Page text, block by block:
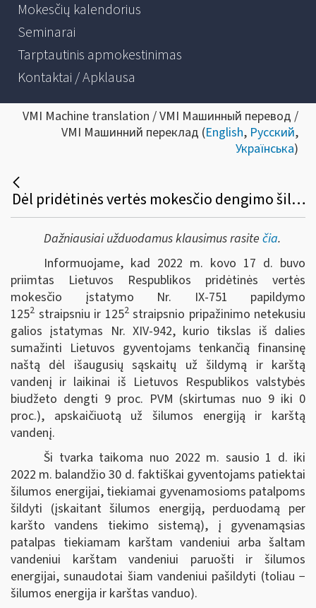
Mokesčių kalendorius
Seminarai
Tarptautinis apmokestinimas
Kontaktai / Apklausa
VMI Machine translation / VMI Машинный перевод /
VMI Машинний переклад (English, Русский,
Українська)
Dėl pridėtinės vertės mokesčio dengimo šilumos energijai ir karštam vandeniui iš valstybės biudžeto
Dažniausiai užduodamus klausimus rasitečia.
Informuojame, kad 2022 m. kovo 17 d. buvo
priimtas Lietuvos Respublikos pridėtinės vertės
mokesčio įstatymo Nr. IX-751 papildymo
1252 straipsniu ir 1252straipsnio pripažinimo netekusiu
galios įstatymas Nr. XIV-942, kurio tikslas iš dalies
sumažinti Lietuvos gyventojams tenkančią finansinę
naštą dėl išaugusių sąskaitų už šildymą ir karštą
vandenį ir laikinai iš Lietuvos Respublikos valstybės
biudžeto dengti 9 proc. PVM (skirtumas nuo 9 iki 0
proc.), apskaičiuotą už šilumos energiją ir karštą
vandenį.
Ši tvarka taikoma nuo 2022 m. sausio 1 d. iki
2022 m. balandžio 30 d. faktiškai gyventojams patiektai
šilumos energijai, tiekiamai gyvenamosioms patalpoms
šildyti (įskaitant šilumos energiją, perduodamą per
karšto vandens tiekimo sistemą), į gyvenamąsias
patalpas tiekiamam karštam vandeniui arba šaltam
vandeniui karštam vandeniui paruošti ir šilumos
energijai, sunaudotai šiam vandeniui pašildyti (toliau −
šilumos energija ir karštas vanduo).